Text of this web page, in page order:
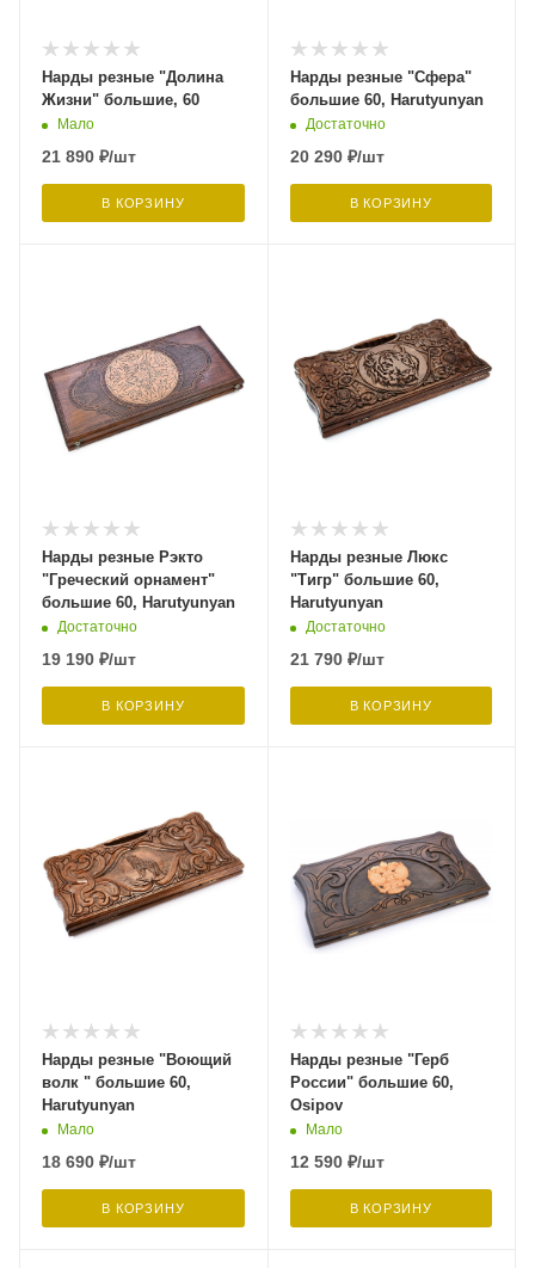
Нарды резные "Долина
Жизни" большие, 60
Мало
21 890 ₽/шт
В КОРЗИНУ
Нарды резные "Сфера"
большие 60, Harutyunyan
Достаточно
20 290₽/шт
В КОРЗИНУ
Нарды резные Рэкто
"Греческий орнамент"
большие 60, Harutyunyan
Достаточно
19 190 ₽/шт
В КОРЗИНУ
Нарды резные Люкс
"Тигр" большие 60,
Harutyunyan
Достаточно
21 790₽/шт
В КОРЗИНУ
Нарды резные "Воющий
волк " большие 60,
Harutyunyan
Мало
18 690 ₽/шт
В КОРЗИНУ
Нарды резные "Герб
России" большие 60,
Osipov
Мало
12 590₽/шт
В КОРЗИНУ